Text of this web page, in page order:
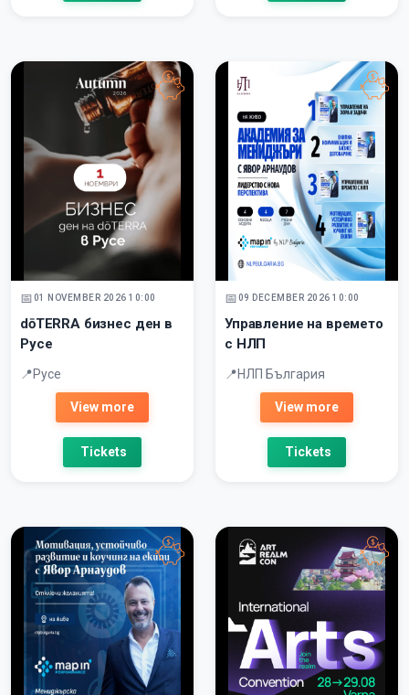
01 NOVEMBER 2026 10:00
dōTERRA бизнес ден в
Русе
Русе
View more
Tickets
09 DECEMBER 2026 10:00
Управление на времето
с НЛП
НЛП България
View more
Tickets